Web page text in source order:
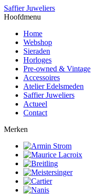
Saffier Juweliers
Hoofdmenu
Home
Webshop
Sieraden
Horloges
Pre-owned & Vintage
Accessoires
Atelier Edelsmeden
Saffier Juweliers
Actueel
Contact
Merken